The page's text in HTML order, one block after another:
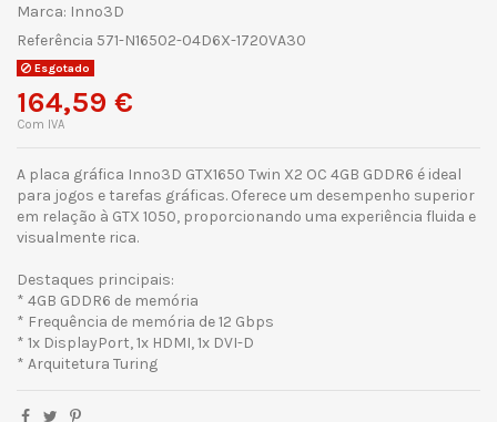
Marca: Inno3D
Referência 571-N16502-04D6X-1720VA30
Esgotado
164,59 €
Com IVA
A placa gráfica Inno3D GTX1650 Twin X2 OC 4GB GDDR6 é ideal
para jogos e tarefas gráficas. Oferece um desempenho superior
em relação à GTX 1050, proporcionando uma experiência fluida e
visualmente rica.
Destaques principais:
* 4GB GDDR6 de memória
* Frequência de memória de 12 Gbps
* 1x DisplayPort, 1x HDMI, 1x DVI-D
* Arquitetura Turing